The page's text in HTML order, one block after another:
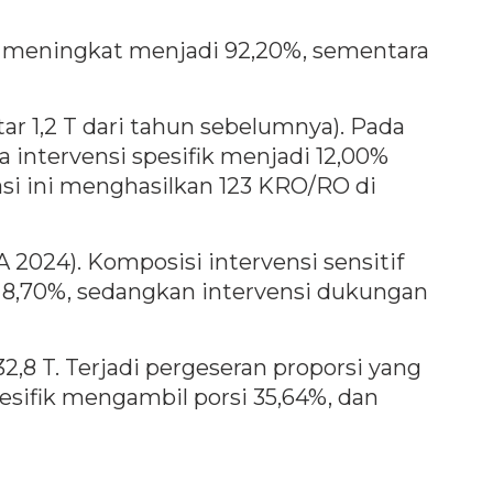
menjadi 92,20%, sementara
1,2 T dari tahun sebelumnya). Pada
spesifik menjadi 12,00%
ini menghasilkan 123 KRO/RO di
2024). Komposisi intervensi sensitif
sedangkan intervensi dukungan
T. Terjadi pergeseran proporsi yang
mengambil porsi 35,64%, dan